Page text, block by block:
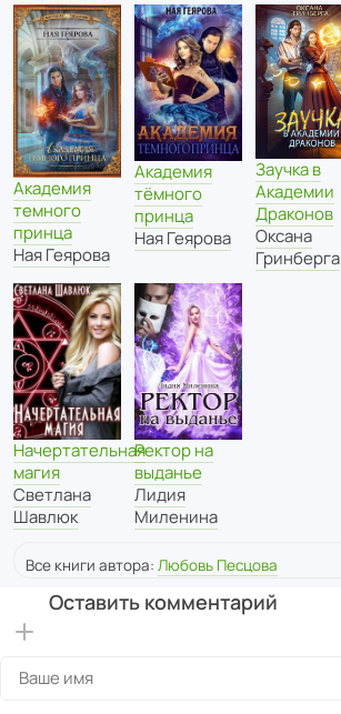
Академия
темного
принца
Ная Геярова
Академия
тёмного
принца
Ная Геярова
Заучка в
Академии
Драконов
Оксана
Гринберга
Начертательная
магия
Светлана
Шавлюк
Ректор на
выданье
Лидия
Миленина
Все книги автора: Любовь Песцова
Оставить комментарий